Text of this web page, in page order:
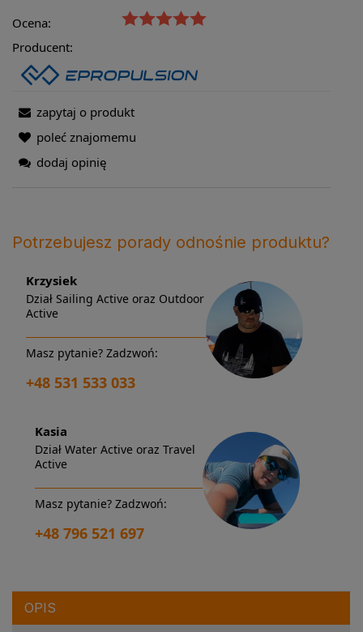
Ocena:
Producent:
zapytaj o produkt
poleć znajomemu
dodaj opinię
Potrzebujesz porady odnośnie produktu?
Krzysiek
Dział Sailing Active oraz Outdoor
Active
Masz pytanie? Zadzwoń:
+48 531 533 033
Kasia
Dział Water Active oraz Travel
Active
Masz pytanie? Zadzwoń:
+48 796 521 697
OPIS